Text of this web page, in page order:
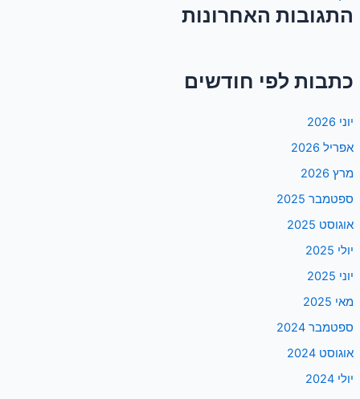
התגובות האחרונות
כתבות לפי חודשים
יוני 2026
אפריל 2026
מרץ 2026
ספטמבר 2025
אוגוסט 2025
יולי 2025
יוני 2025
מאי 2025
ספטמבר 2024
אוגוסט 2024
יולי 2024